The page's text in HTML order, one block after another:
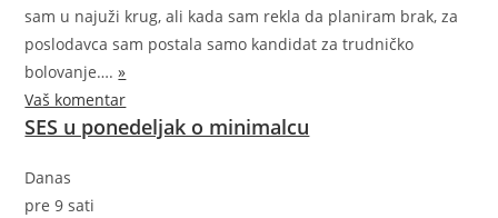
sam u najuži krug, ali kada sam rekla da planiram brak, za
poslodavca sam postala samo kandidat za trudničko
bolovanje….»
Vaš komentar
SES u ponedeljak o minimalcu
Danas
pre 9 sati